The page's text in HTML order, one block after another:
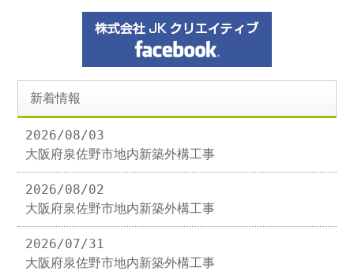
新着情報
2026/08/03
大阪府泉佐野市地内新築外構工事
2026/08/02
大阪府泉佐野市地内新築外構工事
2026/07/31
大阪府泉佐野市地内新築外構工事